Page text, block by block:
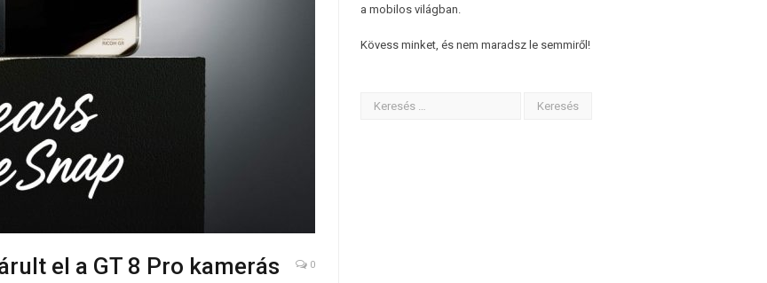
el a GT 8 Pro kamerás
0
a mobilos világban.
Kövess minket, és nem maradsz le semmiről!